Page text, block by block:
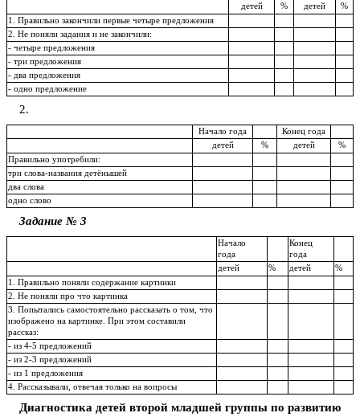
детей
% детей
%
1. Правильно закончили первые четыре предложения
2. Не поняли задания и не закончили:
- четыре предложения
- три предложения
- два предложения
- одно предложение
2.
Начало года
Конец года
детей
% детей
%
Правильно употребили:
три слова-названия детёнышей
два слова
одно слово
Задание № 3
Начало
года
Конец
года
детей
% детей
%
1. Правильно поняли содержание картинки
2. Не поняли про что картинка
3. Попытались самостоятельно рассказать о том, что
изображено на картинке. При этом составили
рассказ:
- из 4-5 предложений
- из 2-3 предложений
- из 1 предложения
4. Рассказывали, отвечая только на вопросы
Диагностика детей второй младшей группы по развитию